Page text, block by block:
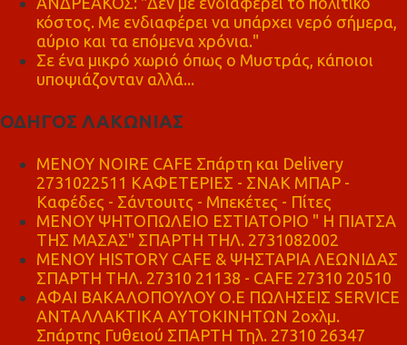
κόστος. Με ενδιαφέρει να υπάρχει νερό σήμερα,
αύριο και τα επόμενα χρόνια."
Σε ένα μικρό χωριό όπως ο Μυστράς, κάποιοι
υποψιάζονταν αλλά...
ΟΔΗΓΟΣ ΛΑΚΩΝΙΑΣ
MENOY NOIRE CAFE Σπάρτη και Delivery
2731022511 ΚΑΦΕΤΕΡΙΕΣ - ΣΝΑΚ ΜΠΑΡ -
Καφέδες - Σάντουιτς - Μπεκέτες - Πίτες
ΜΕΝΟΥ ΨΗΤΟΠΩΛΕΙΟ ΕΣΤΙΑΤΟΡΙΟ " Η ΠΙΑΤΣΑ
ΤΗΣ ΜΑΣΑΣ" ΣΠΑΡΤΗ ΤΗΛ. 2731082002
ΜΕΝΟΥ HISTORY CAFE & ΨΗΣΤΑΡΙΑ ΛΕΩΝΙΔΑΣ
ΣΠΑΡΤΗ ΤΗΛ. 27310 21138 - CAFE 27310 20510
ΑΦΑΙ ΒΑΚΑΛΟΠΟΥΛΟΥ Ο.Ε ΠΩΛΗΣΕΙΣ SERVICE
ΑΝΤΑΛΛΑΚΤΙΚΑ ΑΥΤΟΚΙΝΗΤΩΝ 2οχλμ.
Σπάρτης Γυθειού ΣΠΑΡΤΗ Τηλ. 27310 26347